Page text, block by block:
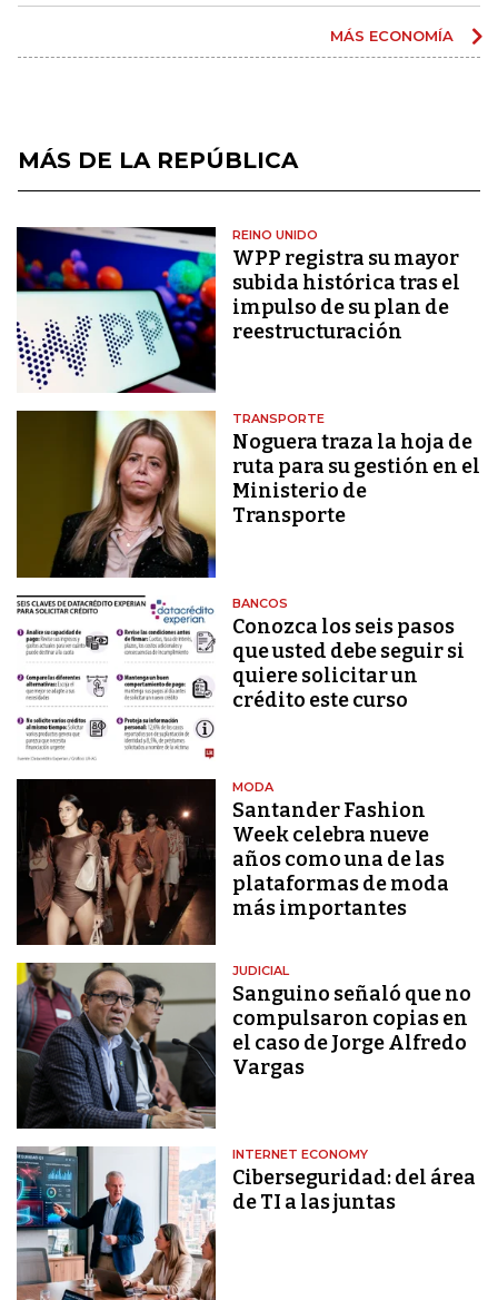
MÁS ECONOMÍA
MÁS DE LA REPÚBLICA
REINO UNIDO
WPP registra su mayor
subida histórica tras el
impulso de su plan de
reestructuración
TRANSPORTE
Noguera traza la hoja de
ruta para su gestión en el
Ministerio de
Transporte
BANCOS
Conozca los seis pasos
que usted debe seguir si
quiere solicitar un
crédito este curso
MODA
Santander Fashion
Week celebra nueve
años como una de las
plataformas de moda
más importantes
JUDICIAL
Sanguino señaló que no
compulsaron copias en
el caso de Jorge Alfredo
Vargas
INTERNET ECONOMY
Ciberseguridad: del área
de TI a las juntas